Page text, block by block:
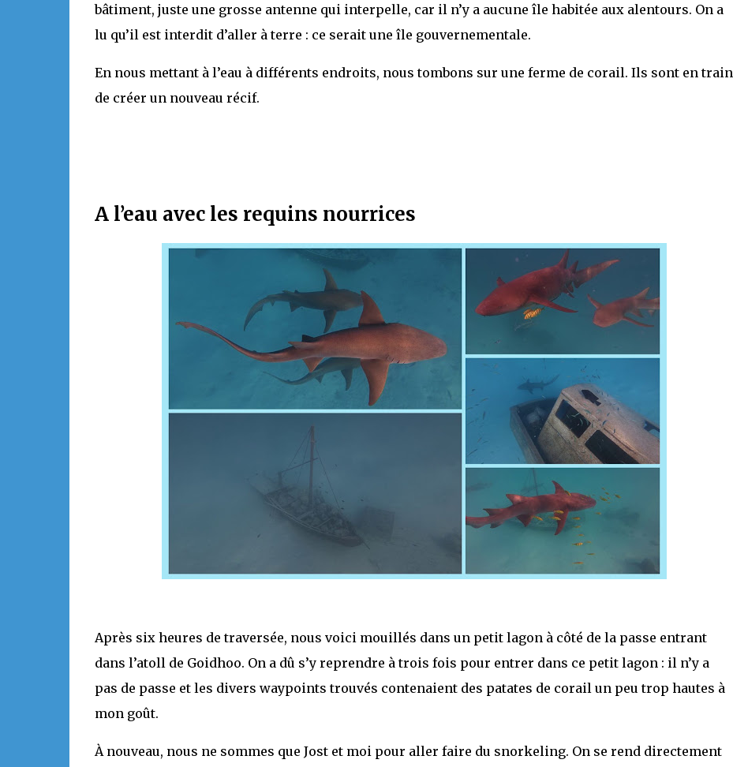
bâtiment, juste une grosse antenne qui interpelle, car il n’y a aucune île habitée aux alentours. On a
lu qu’il est interdit d’aller à terre : ce serait une île gouvernementale.
En nous mettant à l’eau à différents endroits, nous tombons sur une ferme de corail. Ils sont en train
de créer un nouveau récif.
A l’eau avec les requins nourrices
Après six heures de traversée, nous voici mouillés dans un petit lagon à côté de la passe entrant
dans l’atoll de Goidhoo. On a dû s’y reprendre à trois fois pour entrer dans ce petit lagon : il n’y a
pas de passe et les divers waypoints trouvés contenaient des patates de corail un peu trop hautes à
mon goût.
À nouveau, nous ne sommes que Jost et moi pour aller faire du snorkeling. On se rend directement